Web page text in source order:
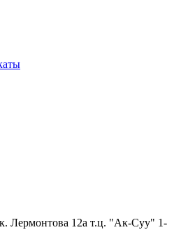
Лермонтова 12а т.ц. "Ак-Суу" 1-